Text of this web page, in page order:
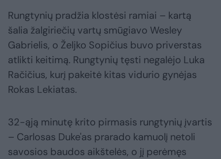
Rungtynių pradžia klostėsi ramiai – kartą
šalia žalgiriečių vartų smūgiavo Wesley
Gabrielis, o Željko Sopičius buvo priverstas
atlikti keitimą. Rungtynių tęsti negalėjo Luka
Račičius, kurį pakeitė kitas vidurio gynėjas
Rokas Lekiatas.
32-ąją minutę krito pirmasis rungtynių įvartis
– Carlosas Duke'as prarado kamuolį netoli
savosios baudos aikštelės, o jį perėmęs